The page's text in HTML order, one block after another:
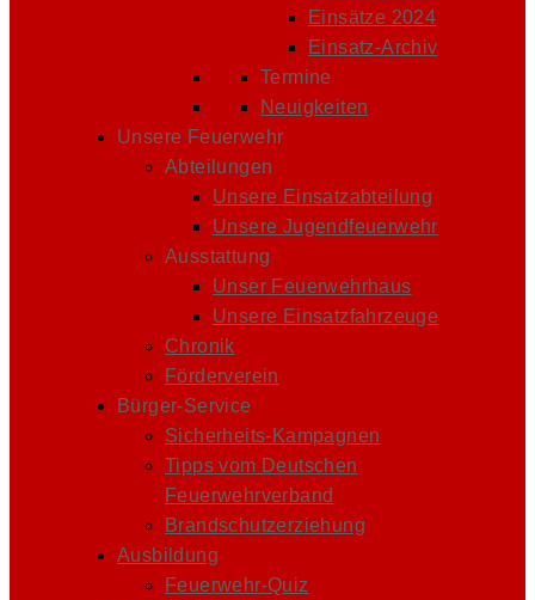
Einsätze 2024
Einsatz-Archiv
Termine
Neuigkeiten
Unsere Feuerwehr
Abteilungen
Unsere Einsatzabteilung
Unsere Jugendfeuerwehr
Ausstattung
Unser Feuerwehrhaus
Unsere Einsatzfahrzeuge
Chronik
Förderverein
Bürger-Service
Sicherheits-Kampagnen
Tipps vom Deutschen
Feuerwehrverband
Brandschutzerziehung
Ausbildung
Feuerwehr-Quiz